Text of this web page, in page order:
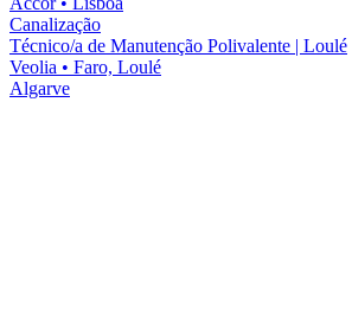
Canalização
Técnico/a de Manutenção Polivalente | Loulé
Veolia • Faro, Loulé
Algarve